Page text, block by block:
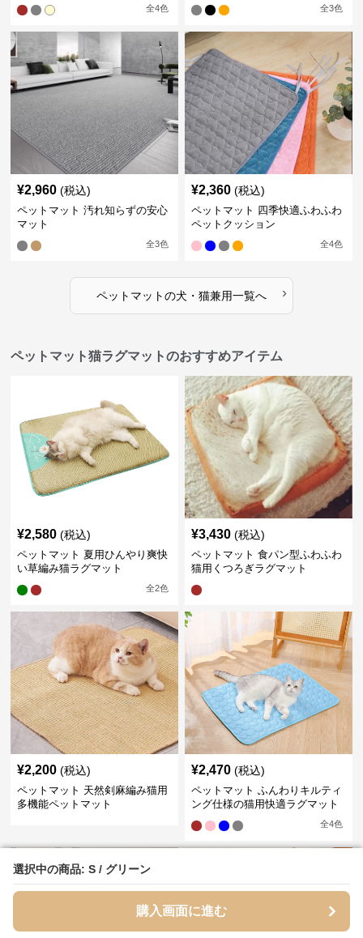
選択中の商品: S / グリーン
購入画面に進む
選択中の商品: S / グリーン
購入画面に進む
全4色 全3色
¥2,960 (税込)
ペットマット 汚れ知らずの安心
マット
全3色
¥2,360 (税込)
ペットマット 四季快適ふわふわ
ペットクッション
全4色
ペットマットの犬・猫兼用一覧へ ›
ペットマット猫ラグマットのおすすめアイテム
¥2,580 (税込)
ペットマット 夏用ひんやり爽快
い草編み猫ラグマット
全2色
¥3,430 (税込)
ペットマット 食パン型ふわふわ
猫用くつろぎラグマット
¥2,200 (税込)
ペットマット 天然剣麻編み猫用
多機能ペットマット
¥2,470 (税込)
ペットマット ふんわりキルティ
ング仕様の猫用快適ラグマット
全4色